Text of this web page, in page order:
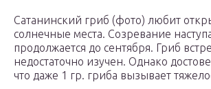
Сатанинский гриб (фото) любит
солнечные места. Созревание
продолжается до сентября. Гриб
недостаточно изучен. Однако
что даже 1 гр. гриба вызывает